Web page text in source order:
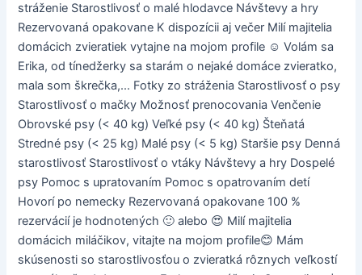
stráženie Starostlivosť o malé hlodavce Návštevy a hry
Rezervovaná opakovane K dispozícii aj večer Milí majitelia
domácich zvieratiek vytajne na mojom profile ☺️ Volám sa
Erika, od tínedžerky sa starám o nejaké domáce zvieratko,
mala som škrečka,... Fotky zo stráženia Starostlivosť o psy
Starostlivosť o mačky Možnosť prenocovania Venčenie
Obrovské psy (< 40 kg) Veľké psy (< 40 kg) Šteňatá
Stredné psy (< 25 kg) Malé psy (< 5 kg) Staršie psy Denná
starostlivosť Starostlivosť o vtáky Návštevy a hry Dospelé
psy Pomoc s upratovaním Pomoc s opatrovaním detí
Hovorí po nemecky Rezervovaná opakovane 100 %
rezervácií je hodnotených 🙂 alebo 😍 Milí majitelia
domácich miláčikov, vitajte na mojom profile😊 Mám
skúsenosti so starostlivosťou o zvieratká rôznych veľkostí